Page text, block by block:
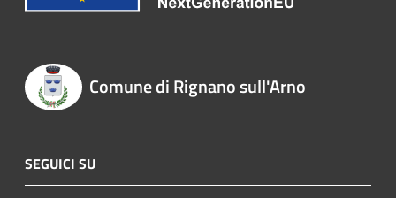
Comune di Rignano sull'Arno
SEGUICI SU